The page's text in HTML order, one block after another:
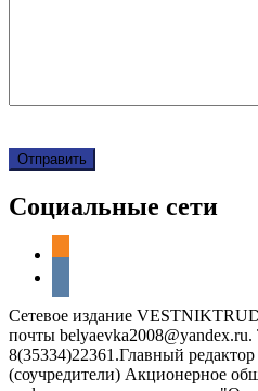
Социальные сети
Сетевое издание
почты
8(35334)22361.Главный
(соучредители) Акционерное